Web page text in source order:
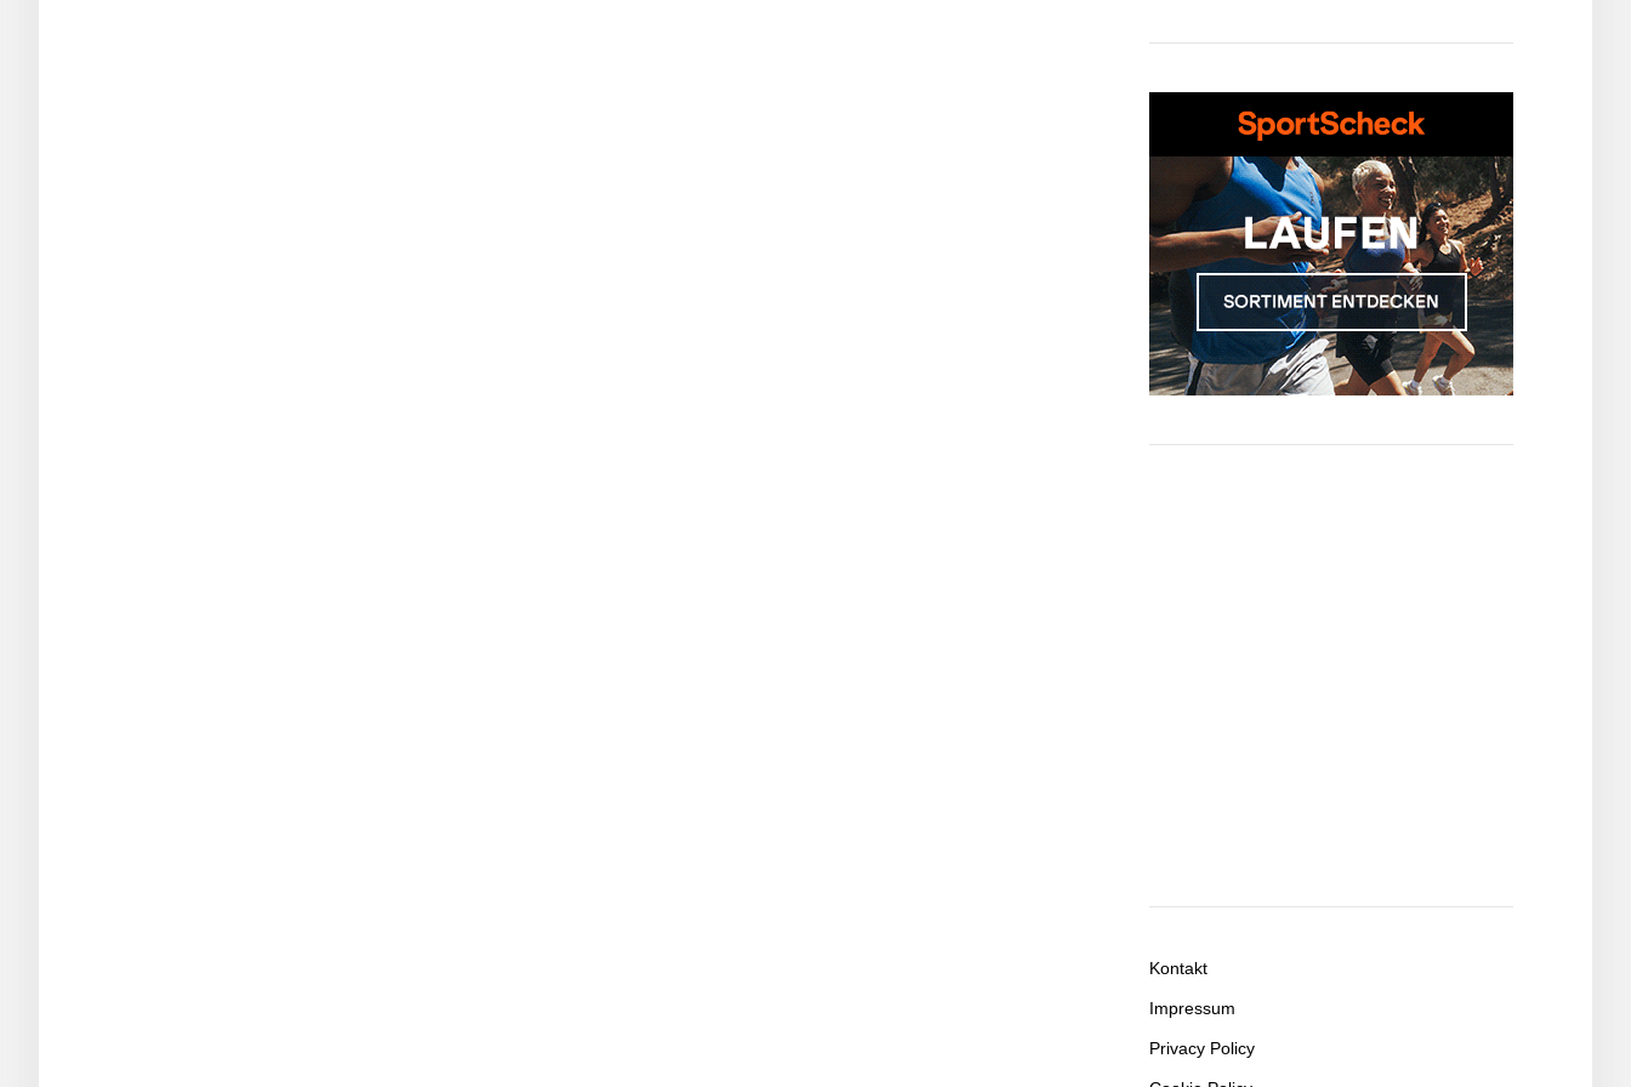
Kontakt
Impressum
Privacy Policy